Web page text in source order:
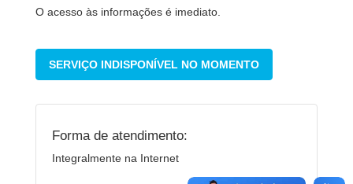
O acesso às informações é imediato.
SERVIÇO INDISPONÍVEL NO MOMENTO
Forma de atendimento:
Integralmente na Internet